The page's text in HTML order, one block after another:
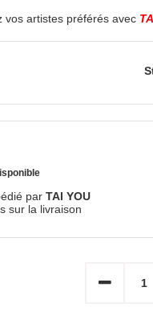
vos artistes préférés avec
par TAI YOU
sur la livraison